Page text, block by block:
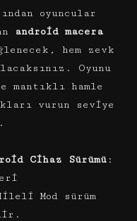
oyuncular
android macera
hem zevk
Oyunu
mantıklı hamle
vurun seviye
Cihaz Sürümü :
Mod sürüm